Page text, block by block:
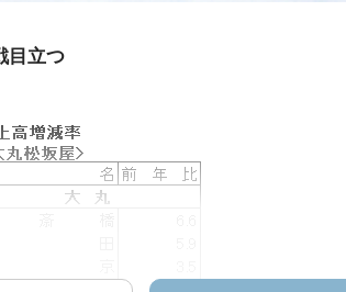
目立つ